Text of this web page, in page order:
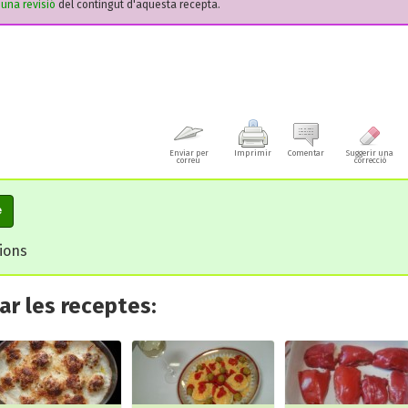
revisió del contingut d'aquesta recepta.
Enviar per
correu
Imprimir Comentar
Suggerir una
correcció
les receptes: